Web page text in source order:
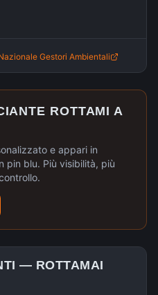
Gestori Ambientali
ROTTAMI A
e appari in
pin blu. Più visibilità, più
— ROTTAMAI